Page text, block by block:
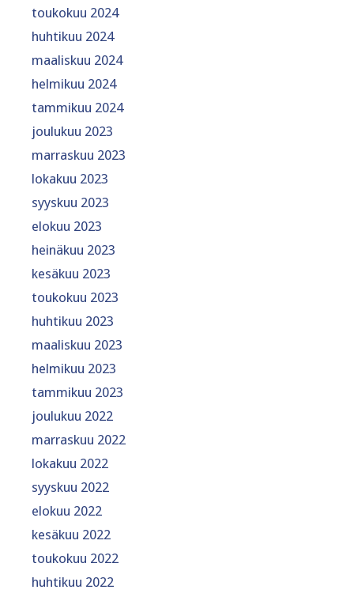
toukokuu 2024
huhtikuu 2024
maaliskuu 2024
helmikuu 2024
tammikuu 2024
joulukuu 2023
marraskuu 2023
lokakuu 2023
syyskuu 2023
elokuu 2023
heinäkuu 2023
kesäkuu 2023
toukokuu 2023
huhtikuu 2023
maaliskuu 2023
helmikuu 2023
tammikuu 2023
joulukuu 2022
marraskuu 2022
lokakuu 2022
syyskuu 2022
elokuu 2022
kesäkuu 2022
toukokuu 2022
huhtikuu 2022